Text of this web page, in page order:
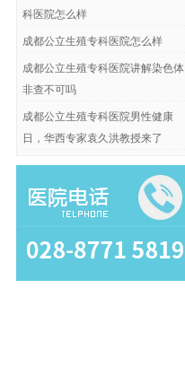
科医院怎么样
成都公立生殖专科医院怎么样
成都公立生殖专科医院讲解染色体
非查不可吗
成都公立生殖专科医院男性健康
日，华西专家袁久洪教授来了